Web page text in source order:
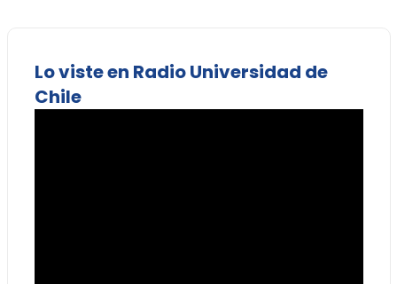
Lo viste en Radio Universidad de
Chile